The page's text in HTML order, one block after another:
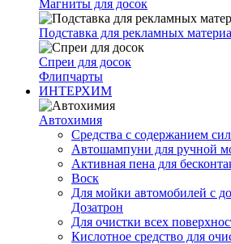
Магниты для досок
Подставка для рекламных
Спреи для досок
Флипчарты
ИНТЕРХИМ
Автохимия
Cредства с содержанием
Автошампуни для ручной
Активная пена для
Воск
Для мойки автомобилей с
Дозатрон
Для очистки всех
Кислотное средство для